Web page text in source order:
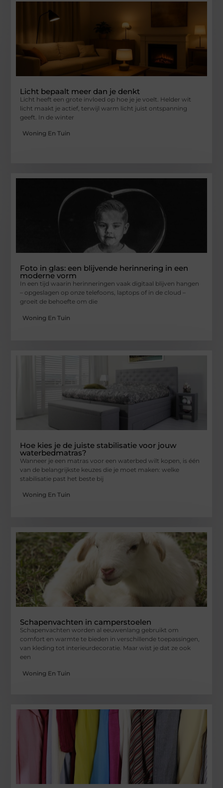
Licht bepaalt meer dan je denkt
Licht heeft een grote invloed op hoe je je voelt. Helder wit
licht maakt je actief, terwijl warm licht juist ontspanning
geeft. In de winter
Woning En Tuin
Foto in glas: een blijvende herinnering in een
moderne vorm
In een tijd waarin herinneringen vaak digitaal blijven hangen
– opgeslagen op onze telefoons, laptops of in de cloud –
groeit de behoefte om die
Woning En Tuin
Hoe kies je de juiste stabilisatie voor jouw
waterbedmatras?
Wanneer je een matras voor een waterbed wilt kopen, is één
van de belangrijkste keuzes die je moet maken: welke
stabilisatie past het beste bij
Woning En Tuin
Schapenvachten in camperstoelen
Schapenvachten worden al eeuwenlang gebruikt om
comfort en warmte te bieden in verschillende toepassingen,
van kleding tot interieurdecoratie. Maar wist je dat ze ook
een
Woning En Tuin